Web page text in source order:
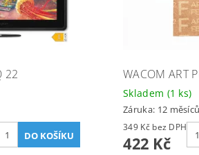
22 WACOM ART
Skladem (1 ks)
Záruka: 12 měsíců
349 Kč bez DPH
422 Kč